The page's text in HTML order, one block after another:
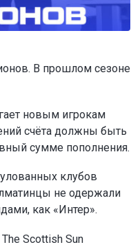
В прошлом сезоне
новым игрокам
счёта должны быть
сумме пополнения.
клубов
не одержали
как «Интер».
Scottish Sun